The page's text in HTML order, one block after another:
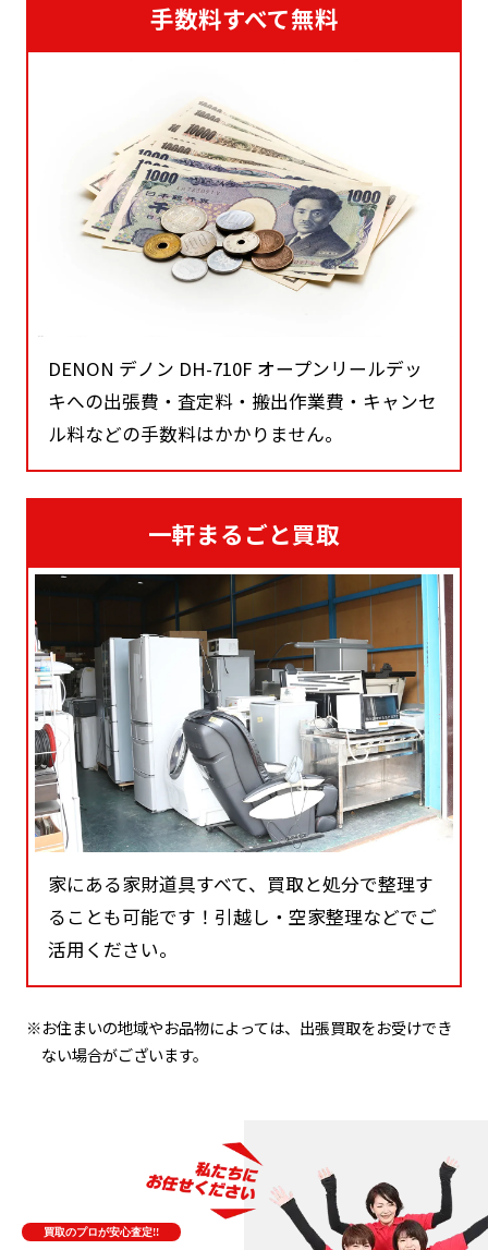
手数料すべて無料
DENON デノン DH-710F オープンリールデッ
キへの出張費・査定料・搬出作業費・キャンセ
ル料などの手数料はかかりません。
一軒まるごと買取
家にある家財道具すべて、買取と処分で整理す
ることも可能です！引越し・空家整理などでご
活用ください。
※お住まいの地域やお品物によっては、出張買取をお受けでき
ない場合がございます。
買取のプロが安心査定!!